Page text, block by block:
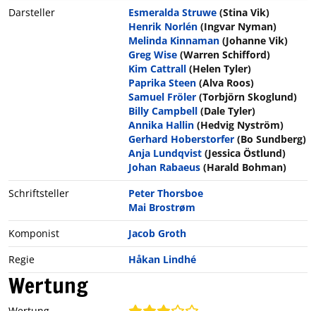
Darsteller
Esmeralda Struwe (Stina Vik)
Henrik Norlén (Ingvar Nyman)
Melinda Kinnaman (Johanne Vik)
Greg Wise (Warren Schifford)
Kim Cattrall (Helen Tyler)
Paprika Steen (Alva Roos)
Samuel Fröler (Torbjörn Skoglund)
Billy Campbell (Dale Tyler)
Annika Hallin (Hedvig Nyström)
Gerhard Hoberstorfer (Bo Sundberg)
Anja Lundqvist (Jessica Östlund)
Johan Rabaeus (Harald Bohman)
Schriftsteller
Peter Thorsboe
Mai Brostrøm
Komponist
Jacob Groth
Regie
Håkan Lindhé
Wertung